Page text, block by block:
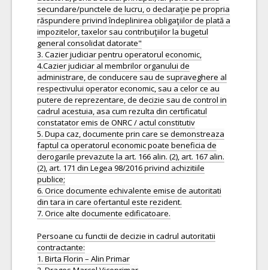
secundare/punctele de lucru, o declaraţie pe propria
răspundere privind îndeplinirea obligaţiilor de plată a
impozitelor, taxelor sau contribuţiilor la bugetul
general consolidat datorate"
3. Cazier judiciar pentru operatorul economic,
4.Cazier judiciar al membrilor organului de
administrare, de conducere sau de supraveghere al
respectivului operator economic, sau a celor ce au
putere de reprezentare, de decizie sau de control in
cadrul acestuia, asa cum rezulta din certificatul
constatator emis de ONRC / actul constitutiv
5. Dupa caz, documente prin care se demonstreaza
faptul ca operatorul economic poate beneficia de
derogarile prevazute la art. 166 alin. (2), art. 167 alin.
(2), art. 171 din Legea 98/2016 privind achizitiile
publice;
6. Orice documente echivalente emise de autoritati
din tara in care ofertantul este rezident.
7. Orice alte documente edificatoare.
Persoane cu functii de decizie in cadrul autoritatii
contractante:
1. Birta Florin – Alin Primar